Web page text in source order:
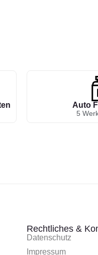
Auto
5
Rechtliches &
Datenschutz
Impressum